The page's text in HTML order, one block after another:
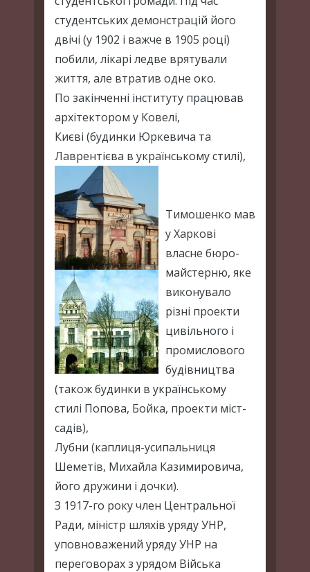
студентських демонстрацій його
двічі (у 1902 і важче в 1905 році)
побили, лікарі ледве врятували
життя, але втратив одне око.
По закінченні інституту працював
архітектором у Ковелі,
Києві (будинки Юркевича та
Лаврентієва в українському стилі),
Тимошенко мав
у Харкові
власне бюро-
майстерню, яке
виконувало
різні проекти
цивільного і
промислового
будівництва
(також будинки в українському
стилі Попова, Бойка, проекти міст-
садів),
Лубни (каплиця-усипальниця
Шеметів, Михайла Казимировича,
його дружини і дочки).
З 1917-го року член Центральної
Ради, міністр шляхів уряду УНР,
уповноважений уряду УНР на
переговорах з урядом Війська